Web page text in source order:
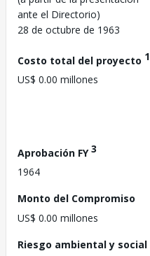
ante el Directorio)
28 de octubre de 1963
Costo total del proyecto 1
US$ 0.00 millones
Aprobación FY3
1964
Monto del Compromiso
US$ 0.00 millones
Riesgo ambiental y social